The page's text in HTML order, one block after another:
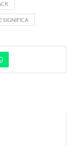
SIGNIFICA